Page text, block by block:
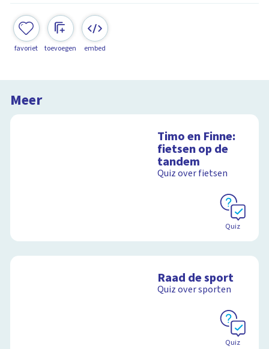
favoriet toevoegen embed
Meer
Timo en Finne:
fietsen op de
tandem
Quiz over fietsen
Quiz
Raad de sport
Quiz over sporten
Quiz